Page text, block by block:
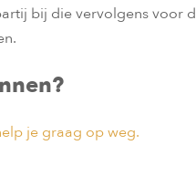
bij die vervolgens
je graag op weg.